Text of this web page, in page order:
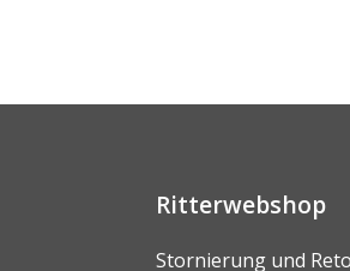
Ritterwebshop
Stornierung und